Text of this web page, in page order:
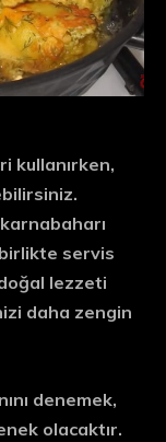
kullanırken,
servis
lezzeti
daha zengin
denemek,
olacaktır.